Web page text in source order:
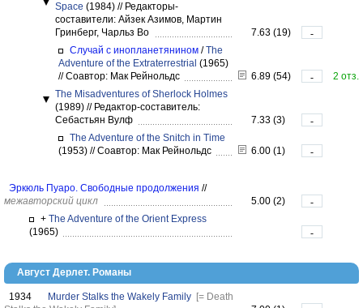
Space (1984) //Редакторы-
составители: Айзек Азимов, Мартин
Гринберг, Чарльз Во
7.63 (19)
-
Случай с инопланетянином /The
Adventure of the Extraterrestrial (1965)
//Соавтор: Мак Рейнольдс 6.89 (54) -
2 отз.
The Misadventures of Sherlock Holmes
(1989) //Редактор-составитель:
Себастьян Вулф
7.33 (3)
-
The Adventure of the Snitch in Time
(1953) //Соавтор: Мак Рейнольдс 6.00 (1) -
Эркюль Пуаро. Свободные продолжения //
межавторский цикл
5.00 (2)
-
+ The Adventure of the Orient Express
(1965)
-
Август Дерлет. Романы
1934 Murder Stalks the Wakely Family [= Death